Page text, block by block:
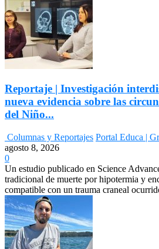
Reportaje | Investigación
nueva evidencia sobre las
del Niño...
Columnas y Reportajes Portal Educa |
agosto 8, 2026
0
Un estudio publicado en Science
tradicional de muerte por hipotermia y
compatible con un trauma craneal